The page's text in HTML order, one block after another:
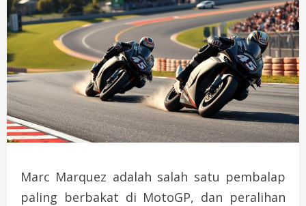
Marc Marquez adalah salah satu pembalap
paling berbakat di MotoGP, dan peralihan